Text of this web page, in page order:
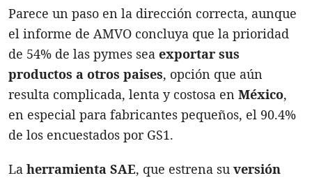
Parece un paso en la dirección correcta, aunque
el informe de AMVO concluya que la prioridad
de 54% de las pymes sea exportar sus
productos a otros paises, opción que aún
resulta complicada, lenta y costosa en México,
en especial para fabricantes pequeños, el 90.4%
de los encuestados por GS1.
La herramienta SAE, que estrena su versión